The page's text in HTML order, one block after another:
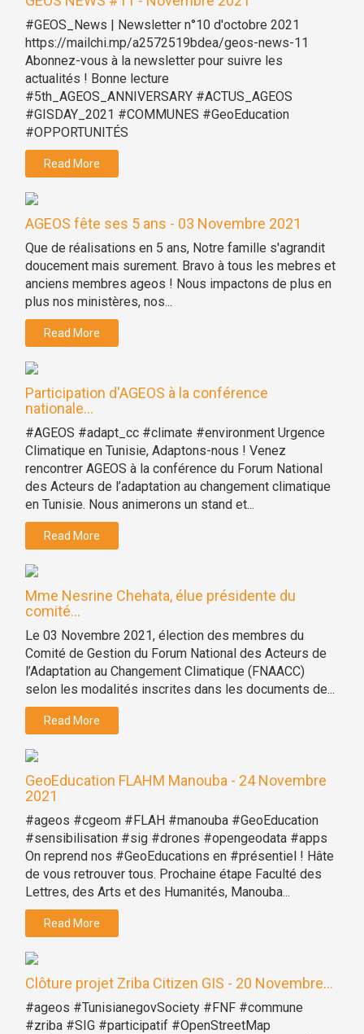
#GEOS_News | Newsletter n°10 d'octobre 2021
https://mailchi.mp/a2572519bdea/geos-news-11
Abonnez-vous à la newsletter pour suivre les
actualités ! Bonne lecture
#5th_AGEOS_ANNIVERSARY #ACTUS_AGEOS
#GISDAY_2021 #COMMUNES #GeoEducation
#OPPORTUNITÉS
Read More
AGEOS fête ses 5 ans - 03 Novembre 2021
Que de réalisations en 5 ans, Notre famille s'agrandit
doucement mais surement. Bravo à tous les mebres et
anciens membres ageos ! Nous impactons de plus en
plus nos ministères, nos...
Read More
Participation d'AGEOS à la conférence
nationale...
#AGEOS #adapt_cc #climate #environment Urgence
Climatique en Tunisie, Adaptons-nous ! Venez
rencontrer AGEOS à la conférence du Forum National
des Acteurs de l’adaptation au changement climatique
en Tunisie. Nous animerons un stand et...
Read More
Mme Nesrine Chehata, élue présidente du
comité...
Le 03 Novembre 2021, élection des membres du
Comité de Gestion du Forum National des Acteurs de
l’Adaptation au Changement Climatique (FNAACC)
selon les modalités inscrites dans les documents de...
Read More
GeoEducation FLAHM Manouba - 24 Novembre
2021
#ageos #cgeom #FLAH #manouba #GeoEducation
#sensibilisation #sig #drones #opengeodata #apps
On reprend nos #GeoEducations en #présentiel ! Hâte
de vous retrouver tous. Prochaine étape Faculté des
Lettres, des Arts et des Humanités, Manouba...
Read More
Clôture projet Zriba Citizen GIS - 20 Novembre...
#ageos #TunisianegovSociety #FNF #commune
#zriba #SIG #participatif #OpenStreetMap